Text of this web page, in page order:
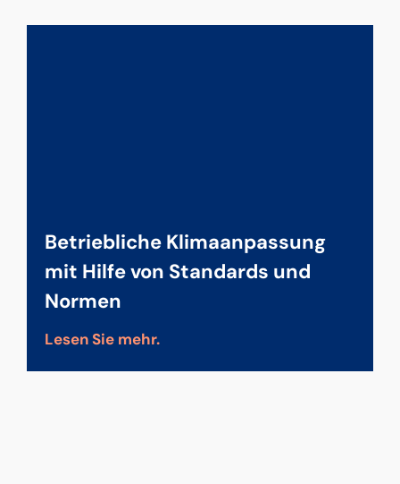
Betriebliche Klimaanpassung
mit Hilfe von Standards und
Normen
Lesen Sie mehr.